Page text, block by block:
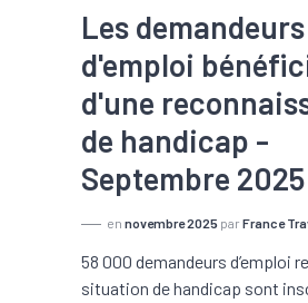
Les demandeurs
d'emploi
d'une
de handicap -
Septembre 2025
en novembre 2025 par France
58 000 demandeurs d’emploi
situation de handicap sont